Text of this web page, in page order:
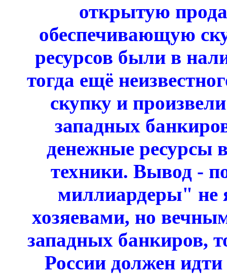
открытую
обеспечивающую
ресурсов были в
тогда ещё
скупку и
западных
денежные ресурсы
техники. Вывод -
миллиардеры" не
хозяевами, но
западных банкиров,
России должен идти